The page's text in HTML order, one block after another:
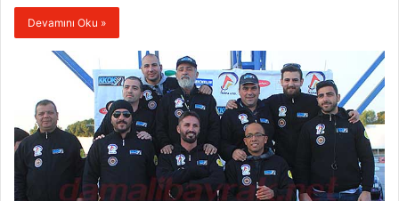
Devamını Oku »